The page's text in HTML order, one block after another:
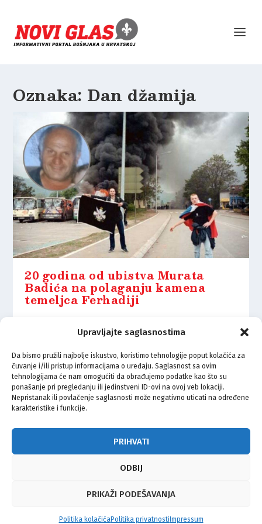
Upravljajte saglasnostima
Da bismo pružili najbolje iskustvo, koristimo tehnologije poput kolačića za
čuvanje i/ili pristup informacijama o uređaju. Saglasnost sa ovim
tehnologijama će nam omogućiti da obrađujemo podatke kao što su
ponašanje pri pregledanju ili jedinstveni ID-ovi na ovoj veb lokaciji.
Nepristanak ili povlačenje saglasnosti može negativno uticati na određene
karakteristike i funkcije.
PRIHVATI
ODBIJ
PRIKAŽI PODEŠAVANJA
Politika kolačićaPolitika privatnosti Impressum
Oznaka: Dan džamija
20 godina od ubistva Murata
Badića na polaganju kamena
temeljca Ferhadiji
Povodom Dana džamija:
Dramatična priča o obnovi
Ferhadije
© Vijeće bošnjačke nacionalne manjine Grada Zagreba 2026